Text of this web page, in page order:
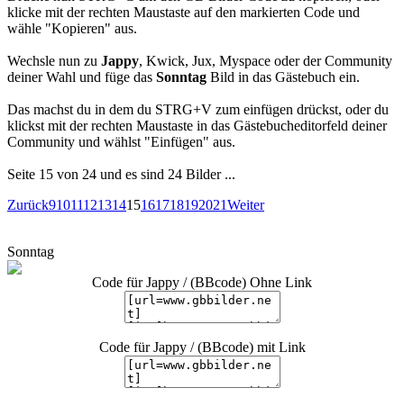
klicke mit der rechten Maustaste auf den markierten Code und
wähle "Kopieren" aus.
Wechsle nun zu Jappy, Kwick, Jux, Myspace oder der Community
deiner Wahl und füge das Sonntag Bild in das Gästebuch ein.
Das machst du in dem du STRG+V zum einfügen drückst, oder du
klickst mit der rechten Maustaste in das Gästebucheditorfeld deiner
Community und wählst "Einfügen" aus.
Seite 15 von 24 und es sind 24 Bilder ...
Zurück9101112131415161718192021Weiter
Sonntag
Code für Jappy / (BBcode) Ohne Link
Code für Jappy / (BBcode) mit Link